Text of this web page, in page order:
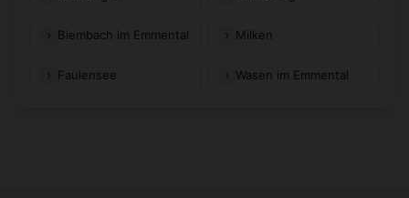
Biembach im Emmental Milken
Faulensee Wasen im Emmental